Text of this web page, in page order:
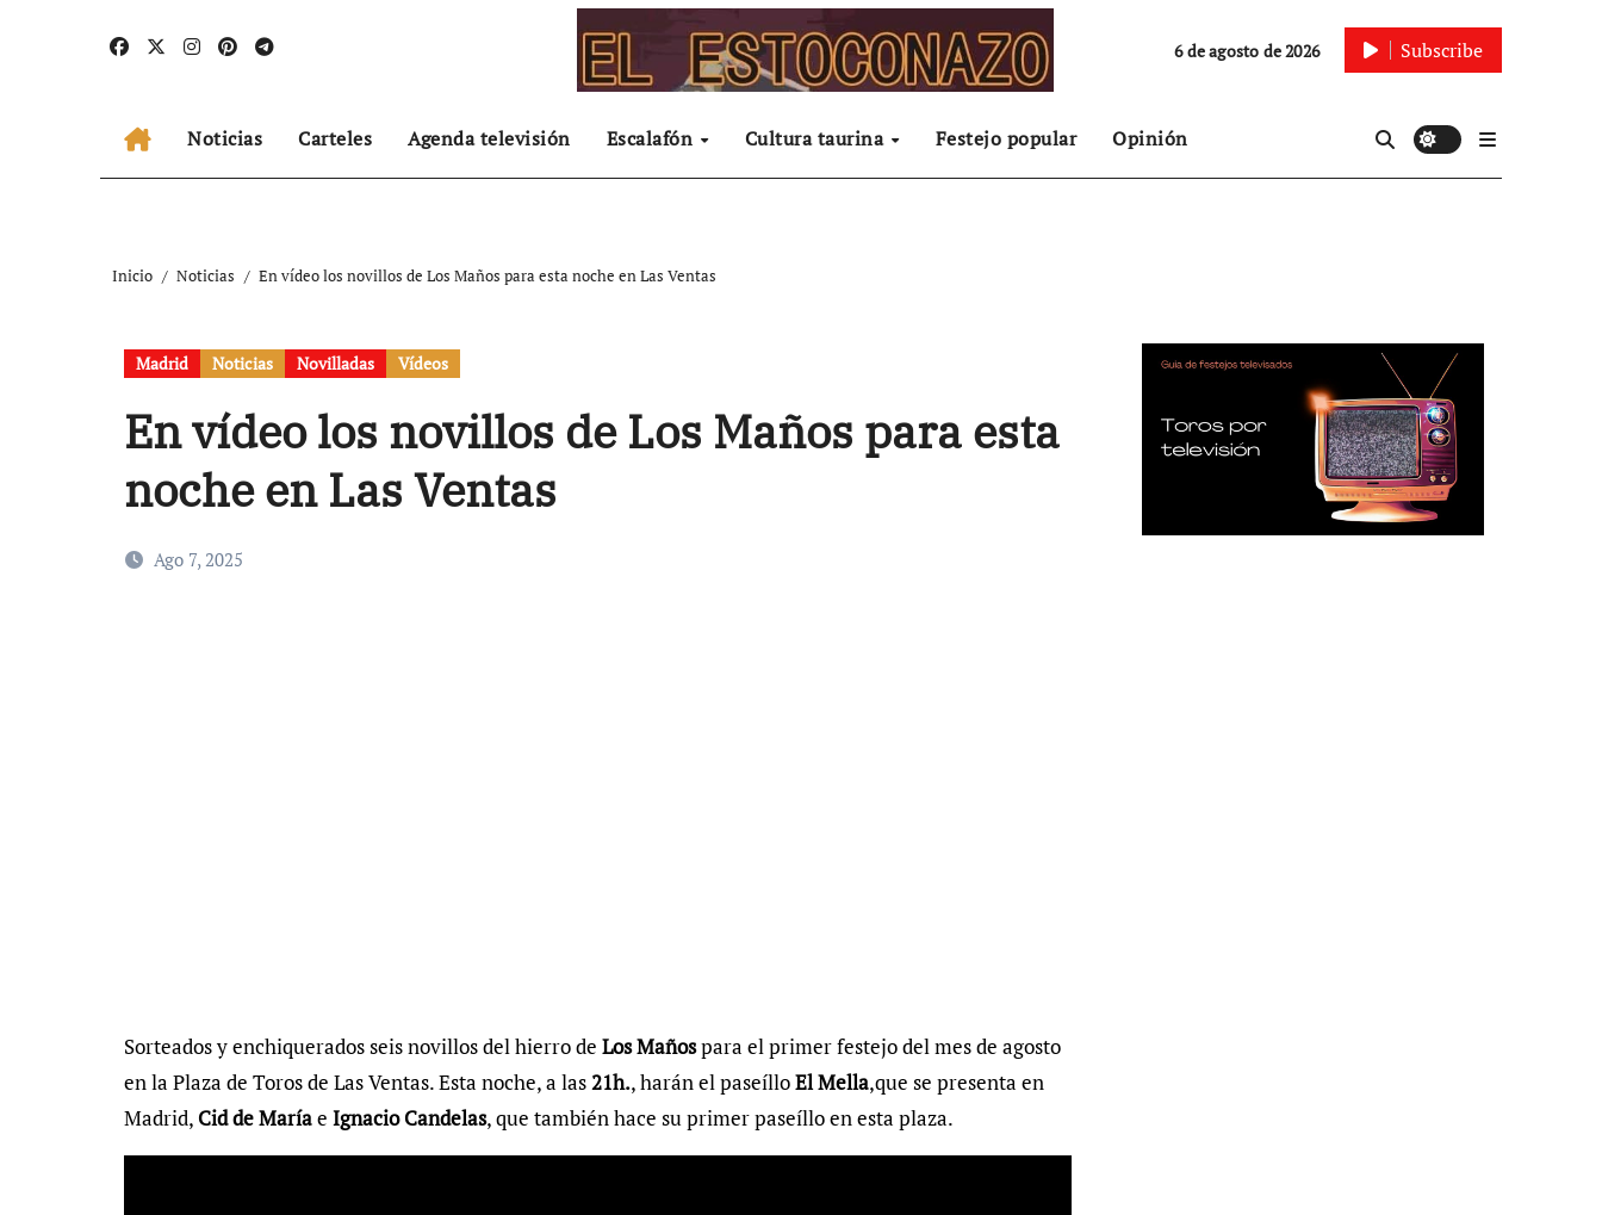
6 de agosto de 2026 Subscribe
Noticias Carteles Agenda televisión Escalafón Cultura taurina Festejo popular Opinión
Inicio Noticias En vídeo los novillos de Los Maños para esta noche en Las Ventas
Madrid Noticias Novilladas Vídeos
En vídeo los novillos de Los Maños para esta
noche en Las Ventas
Ago 7, 2025
Sorteados y enchiquerados seis novillos del hierro de Los Mañospara el primer festejo del mes de agosto
en la Plaza de Toros de Las Ventas. Esta noche, a las21h., harán el paseílloEl Mella,que se presenta en
Madrid, Cid de Maríae Ignacio Candelas, que también hace su primer paseíllo en esta plaza.